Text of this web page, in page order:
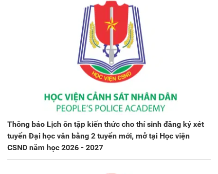
Thông báo Lịch ôn tập kiến thức cho thí sinh đăng ký xét
tuyển Đại học văn bằng 2 tuyển mới, mở tại Học viện
CSND năm học 2026 - 2027